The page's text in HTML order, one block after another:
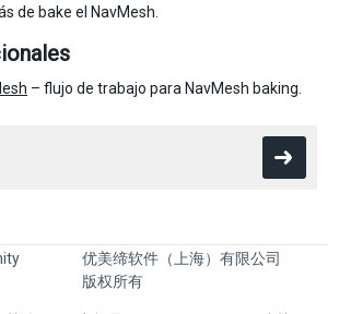
de bake el NavMesh.
– flujo de trabajo para NavMesh baking.
优美缔软件（上海）有限公司
版权所有